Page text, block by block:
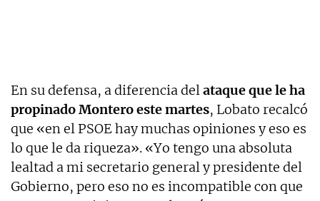
En su defensa, a diferencia delataque que le ha
propinado Montero este martes, Lobato recalcó
que «en el PSOE hay muchas opiniones y eso es
lo que le da riqueza». «Yo tengo una absoluta
lealtad a mi secretario general y presidente del
Gobierno, pero eso no es incompatible con que